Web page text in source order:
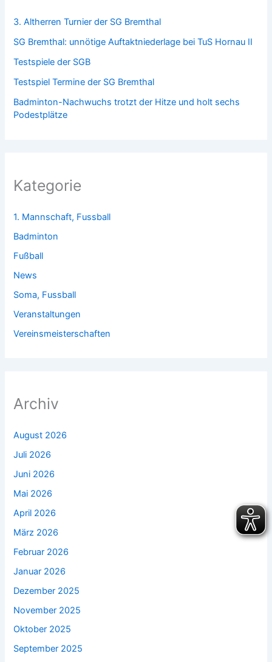
3. Altherren Turnier der SG Bremthal
SG Bremthal: unnötige Auftaktniederlage bei TuS Hornau II
Testspiele der SGB
Testspiel Termine der SG Bremthal
Badminton-Nachwuchs trotzt der Hitze und holt sechs
Podestplätze
Kategorie
1. Mannschaft, Fussball
Badminton
Fußball
News
Soma, Fussball
Veranstaltungen
Vereinsmeisterschaften
Archiv
August 2026
Juli 2026
Juni 2026
Mai 2026
April 2026
März 2026
Februar 2026
Januar 2026
Dezember 2025
November 2025
Oktober 2025
September 2025